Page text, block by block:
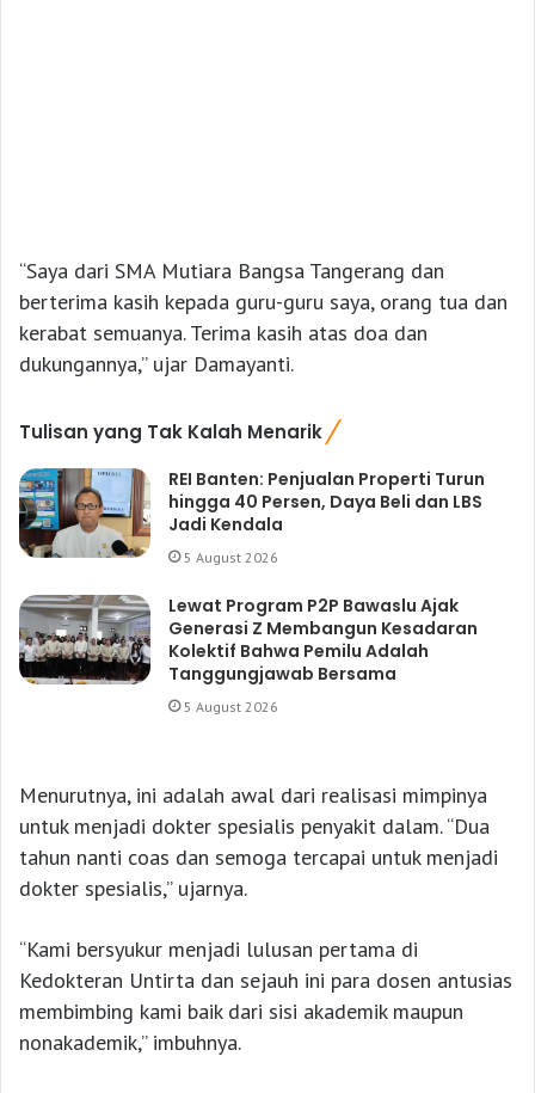
“Saya dari SMA Mutiara Bangsa Tangerang dan
berterima kasih kepada guru-guru saya, orang tua dan
kerabat semuanya. Terima kasih atas doa dan
dukungannya,” ujar Damayanti.
Tulisan yang Tak Kalah Menarik
REI Banten: Penjualan Properti Turun
hingga 40 Persen, Daya Beli dan LBS
Jadi Kendala
5 August 2026
Lewat Program P2P Bawaslu Ajak
Generasi Z Membangun Kesadaran
Kolektif Bahwa Pemilu Adalah
Tanggungjawab Bersama
5 August 2026
Menurutnya, ini adalah awal dari realisasi mimpinya
untuk menjadi dokter spesialis penyakit dalam. “Dua
tahun nanti coas dan semoga tercapai untuk menjadi
dokter spesialis,” ujarnya.
“Kami bersyukur menjadi lulusan pertama di
Kedokteran Untirta dan sejauh ini para dosen antusias
membimbing kami baik dari sisi akademik maupun
nonakademik,” imbuhnya.